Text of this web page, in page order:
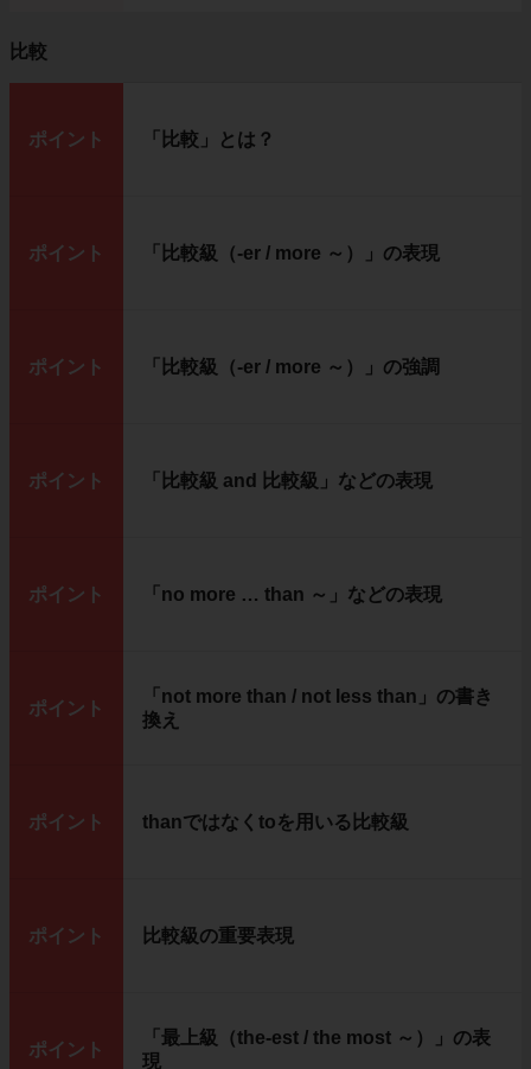
比較
ポイント 「比較」とは？
ポイント 「比較級（-er / more ～）」の表現
ポイント 「比較級（-er / more ～）」の強調
ポイント 「比較級 and 比較級」などの表現
ポイント 「no more … than ～」などの表現
ポイント
「not more than / not less than」の書き
換え
ポイント thanではなくtoを用いる比較級
ポイント 比較級の重要表現
ポイント
「最上級（the-est / the most ～）」の表
現